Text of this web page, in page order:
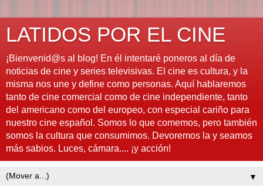
LATIDOS POR EL CINE
¡Bienvenid@s al blog! En él intentaré poneros al día de
noticias de cine y series televisivas. El cine es cultura, y la
misma nos une y define como personas. Aquí hablaremos
tanto de cine comercial como de cine independiente, tanto
del americano como del europeo, con especial cariño para
nuestro cine español. Somos lo que comemos, pero también
somos la cultura que consumimos. Devoremos la y seamos
más sabios. Luces, cámara.... ¡y acción!
▼